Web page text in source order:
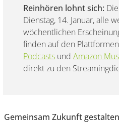
Reinhören lohnt sich:
Dienstag, 14. Januar, alle
wöchentlichen
finden auf den Plattformen
Podcasts und Amazon
direkt zu den
Gemeinsam Zukunft gestalten